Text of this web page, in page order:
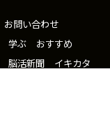
お問い合わせ
学ぶ
おすすめ
脳活新聞
イキカタ